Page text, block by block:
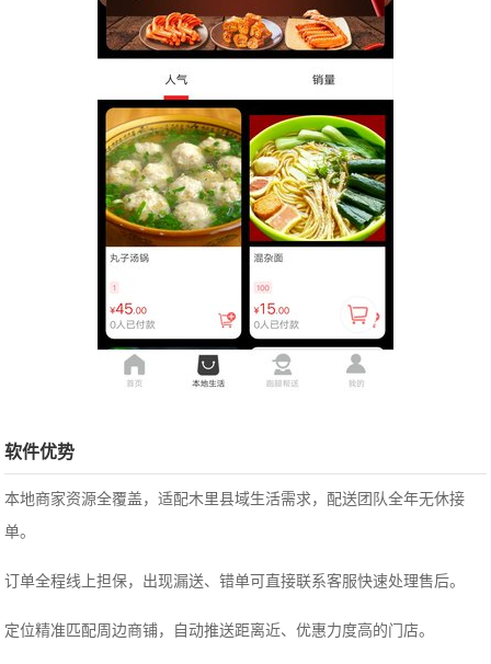
软件优势
本地商家资源全覆盖，适配木里县域生活需求，配送团队全年无休接
单。
订单全程线上担保，出现漏送、错单可直接联系客服快速处理售后。
定位精准匹配周边商铺，自动推送距离近、优惠力度高的门店。